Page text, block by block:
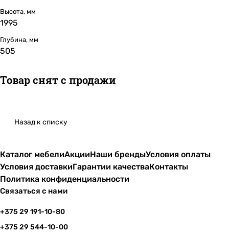
Высота, мм
1995
Глубина, мм
505
Товар снят с продажи
Назад к списку
Каталог мебелиАкцииНаши брендыУсловия оплаты
Условия доставкиГарантии качестваКонтакты
Политика конфиденциальности
Связаться с нами
+375 29 191-10-80
+375 29 544-10-00